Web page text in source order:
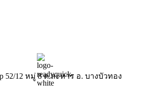
52/12 หมู่ 8 ต.ละหาร อ. บางบัวทอง